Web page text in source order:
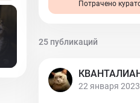
Потрачено
25 публикаций
22 января 2023